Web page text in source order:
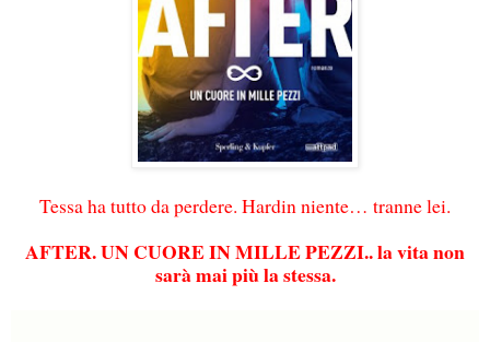
Tessa ha tutto da perdere. Hardin niente… tranne lei.
AFTER. UN CUORE IN MILLE PEZZI.. la vita non
sarà mai più la stessa.